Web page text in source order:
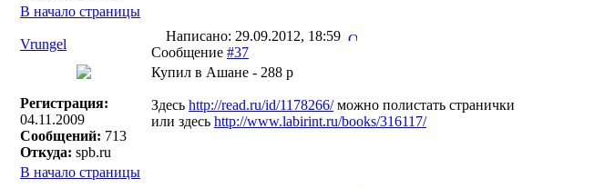
В начало страницы
Vrungel
Написано: 29.09.2012, 18:59
Сообщение #37
Регистрация:
04.11.2009
Сообщений: 713
Откуда: spb.ru
Купил в Ашане - 288 р
Здесь http://read.ru/id/1178266/можно полистать странички
или здесь http://www.labirint.ru/books/316117/
В начало страницы